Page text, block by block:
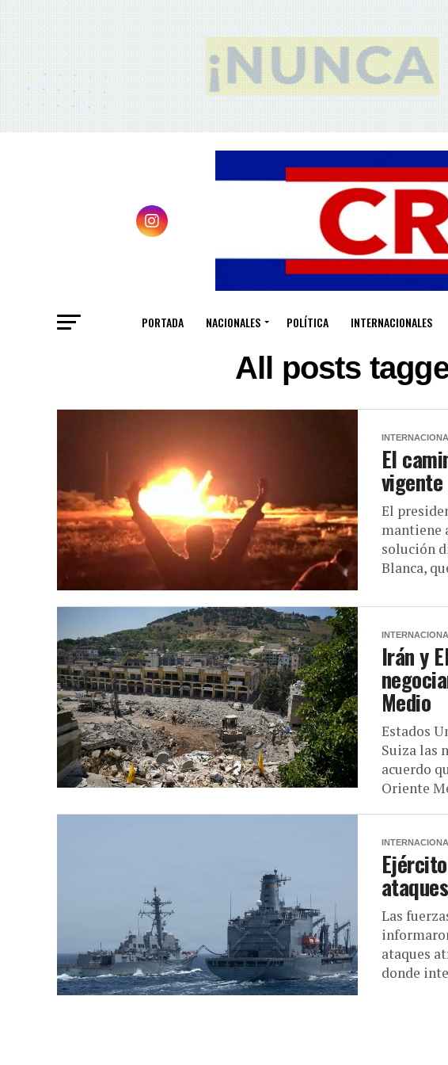
PORTADA NACIONALES POLÍTICA INTERNACIONALES
All posts
El
El
mantiene
solución
Blanca,
Irán y
Medio
Estados
Suiza las
acuerdo
Oriente
Las
ataques
donde